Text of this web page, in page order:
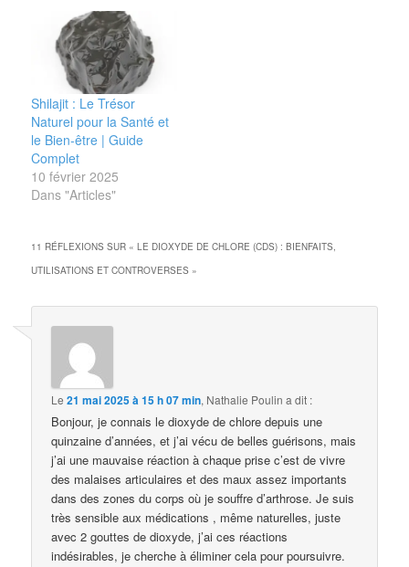
Shilajit : Le Trésor
Naturel pour la Santé et
le Bien-être | Guide
Complet
10 février 2025
Dans "Articles"
11 RÉFLEXIONS SUR «LE DIOXYDE DE CHLORE (CDS) : BIENFAITS,
UTILISATIONS ET CONTROVERSES »
Le21 mai 2025 à 15 h 07 min, Nathalie Poulin a dit :
Bonjour, je connais le dioxyde de chlore depuis une
quinzaine d’années, et j’ai vécu de belles guérisons, mais
j’ai une mauvaise réaction à chaque prise c’est de vivre
des malaises articulaires et des maux assez importants
dans des zones du corps où je souffre d’arthrose. Je suis
très sensible aux médications , même naturelles, juste
avec 2 gouttes de dioxyde, j’ai ces réactions
indésirables, je cherche à éliminer cela pour poursuivre.